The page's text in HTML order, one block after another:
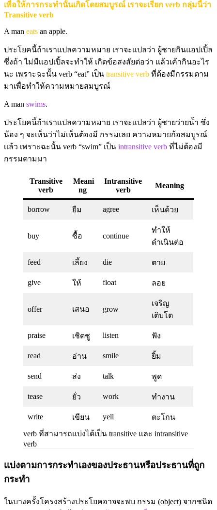
เพื่อให้การกระทำนั้นเกิดโดยสมบูรณ์ เราจะเรียก verb กลุ่มนี้ว่า
Transitive verb
A man eats an apple.
ประโยคนี้ถ้าเราเเปลความหมาย เราจะเเปลว่า ผู้ชายกินแอปเปิ้ล
ซึ่งถ้า ไม่มีเเอปเปิ้ลจะทำให้ เกิดข้อสงสัยต่อว่า เเล้วเค้ากินอะไร
นะ เพราะฉะนั้น verb “eat” เป็น transitive verb ที่ต้องมีกรรมตาม
มาเพื่อทำให้ความหมายสมบูรณ์
A man swims.
ประโยคนี้ถ้าเราเเปลความหมาย เราจะเเปลว่า ผู้ชายว่ายน้ำ ซึ่ง
น้อง ๆ จะเห็นว่าไม่เห็นต้องมี กรรมเลย ความหมายก้อสมบูรณ์
เเล้ว เพราะฉะนั้น verb “swim” เป็น intransitive verb ที่ไม่ต้องมี
กรรมตามมา
Transitive
verb
Meani
ng
Intransitive
verb
Meaning
borrow ยืม agree เห็นด้วย
buy ซื้อ continue
ทำให้
ดำเนินต่อ
feed เลี้ยง die ตาย
give ให้ float ลอย
offer เสนอ grow
เจริญ
เติบโต
praise เชิดชู listen ฟัง
read อ่าน smile ยิ้ม
send ส่ง talk พูด
tease ยั่ว work ทำงาน
write เขียน yell
ตะโกน
verb ที่สามารถเเบ่งได้เป็น transitive เเละ intransitive
verb
เเบ่งตามการกระทำเองของประธานหรือประธานที่ถูก
กระทำ
ในบางครั้งโครงสร้างประโยคอาจจะพบ กรรม (object) จากชนิด